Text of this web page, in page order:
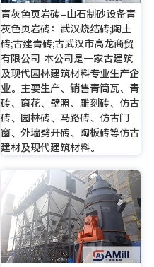
青灰色页岩砖-山石制砂设备青
灰色页岩砖：武汉烧结砖;陶土
砖;古建青砖;古武汉市高龙商贸
有限公司 本公司是一家古建筑
及现代园林建筑材料专业生产企
业。主要生产、销售青筒瓦、青
砖、窗花、壁照、雕刻砖、仿古
砖、园林砖、马路砖、仿古门
窗、外墙劈开砖、陶板砖等仿古
建材及现代建筑材料。